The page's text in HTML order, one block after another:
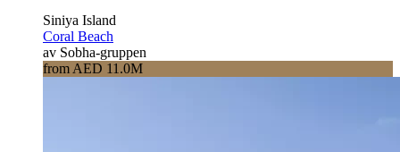
Siniya Island
Coral Beach
av Sobha-gruppen
from AED 11.0M